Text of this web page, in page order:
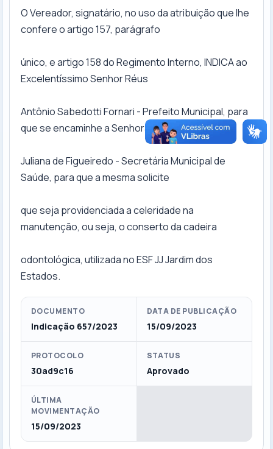
O Vereador, signatário, no uso da atribuição que lhe
confere o artigo 157, parágrafo
único, e artigo 158 do Regimento Interno, INDICA ao
Excelentíssimo Senhor Réus
Antônio Sabedotti Fornari - Prefeito Municipal, para
que se encaminhe a Senhora
Juliana de Figueiredo - Secretária Municipal de
Saúde, para que a mesma solicite
que seja providenciada a celeridade na
manutenção, ou seja, o conserto da cadeira
odontológica, utilizada no ESF JJ Jardim dos
Estados.
DOCUMENTO
Indicação 657/2023
DATA DE PUBLICAÇÃO
15/09/2023
PROTOCOLO
30ad9c16
STATUS
Aprovado
ÚLTIMA
MOVIMENTAÇÃO
15/09/2023